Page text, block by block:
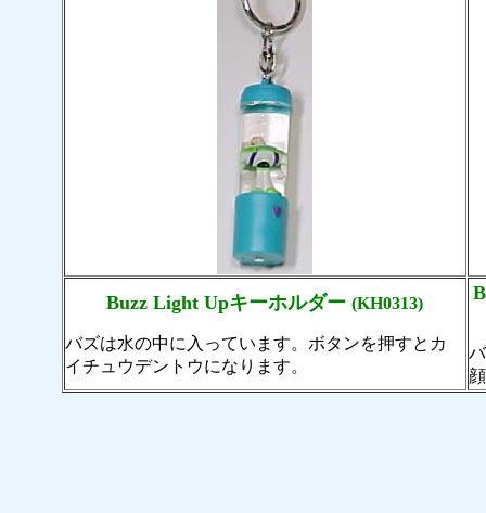
Buzz Light Upキーホルダー (KH0313)
バズは水の中に入っています。ボタンを押すとカ
イチュウデントウになります。